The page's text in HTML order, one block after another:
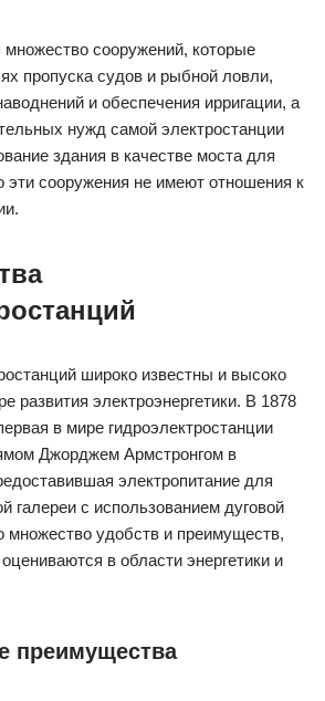
множество сооружений, которые
пропуска судов и рыбной ловли,
и обеспечения ирригации, а
нужд самой электростанции
здания в качестве моста для
эти сооружения не имеют отношения к
широко известны и высоко
развития электроэнергетики. В 1878
в мире гидроэлектростанции
Джорджем Армстронгом в
электропитание для
галереи с использованием дуговой
множество удобств и преимуществ,
в области энергетики и
преимущества